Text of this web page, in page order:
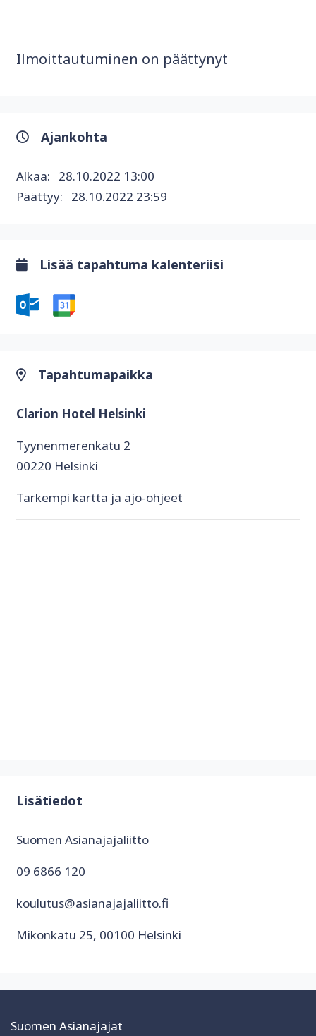
Ilmoittautuminen on päättynyt
Ajankohta
Alkaa: 28.10.2022 13:00
Päättyy: 28.10.2022 23:59
Lisää tapahtuma kalenteriisi
Tapahtumapaikka
Clarion Hotel Helsinki
Tyynenmerenkatu 2
00220 Helsinki
Tarkempi kartta ja ajo-ohjeet
Lisätiedot
Suomen Asianajajaliitto
09 6866 120
koulutus@asianajajaliitto.fi
Mikonkatu 25, 00100 Helsinki
Suomen Asianajajat